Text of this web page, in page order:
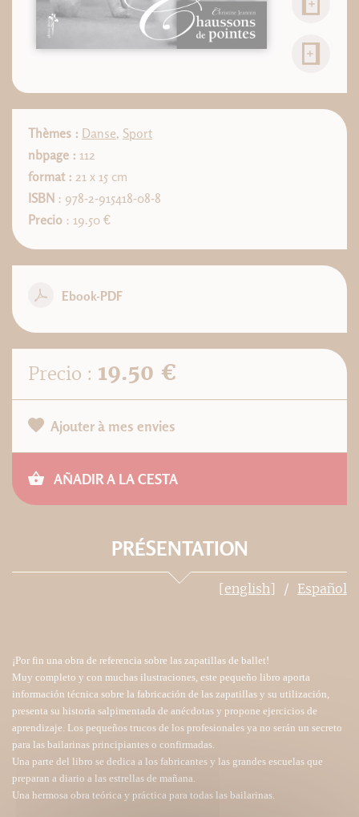
Thèmes : Danse, Sport
nbpage : 112
format : 21 x 15 cm
ISBN : 978-2-915418-08-8
Precio : 19.50 €
Ebook-PDF
Precio : 19.50 €
Ajouter à mes envies
AÑADIR A LA CESTA
PRÉSENTATION
[english] Español
¡Por fin una obra de referencia sobre las zapatillas de ballet!
Muy completo y con muchas ilustraciones, este pequeño libro aporta
información técnica sobre la fabricación de las zapatillas y su utilización,
presenta su historia salpimentada de anécdotas y propone ejercicios de
aprendizaje. Los pequeños trucos de los profesionales ya no serán un secreto
para las bailarinas principiantes o confirmadas.
Una parte del libro se dedica a los fabricantes y las grandes escuelas que
preparan a diario a las estrellas de mañana.
Una hermosa obra teórica y práctica para todas las bailarinas.